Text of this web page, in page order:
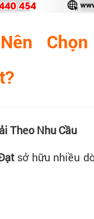
Theo Nhu Cầu
sở hữu nhiều